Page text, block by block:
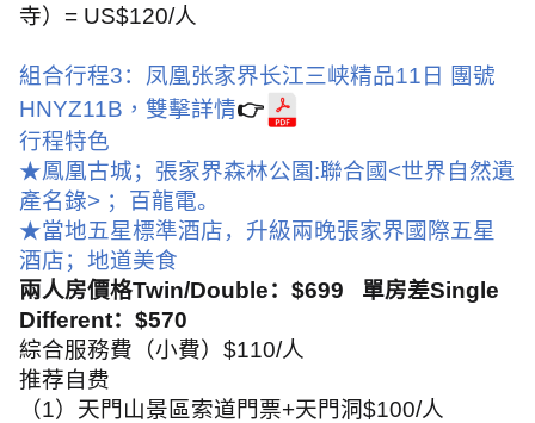
寺） = US$120/人
組合行程3：凤凰张家界长江三峡精品11 日
團號
HNYZ11B ， 雙擊詳情👉
行程特色
★鳳凰古城；張家界森林公園:聯合國<世界自然遺
產名錄> ；百龍電。
★當地五星標準酒店，升級兩晚張家界國際五星
酒店；地道美食
兩人房價格Twin/Double： $699 單房差Single
Different： $570
綜合服務費（小費） $110/人
推荐自费
（1）天門山景區索道門票+天門洞$100/人